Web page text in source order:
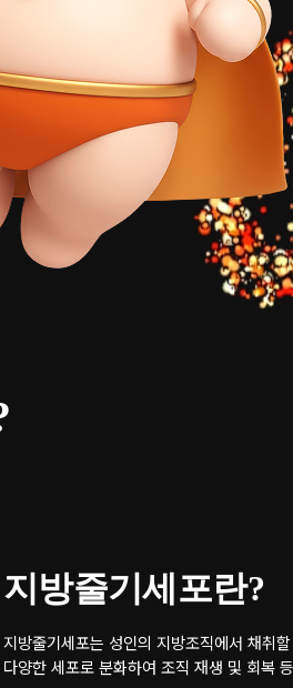
지방줄기세포란?
지방줄기세포는 성인의 지방조직에서 채취
다양한 세포로 분화하여 조직 재생 및 회복